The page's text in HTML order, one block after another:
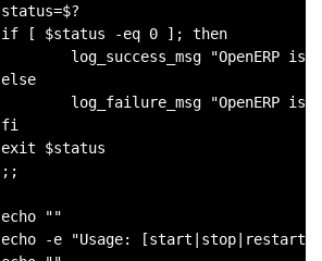
[ $status -eq 0 ]; then
log_success_msg "OpenERP is
log_failure_msg "OpenERP is
$status
""
-e "Usage: